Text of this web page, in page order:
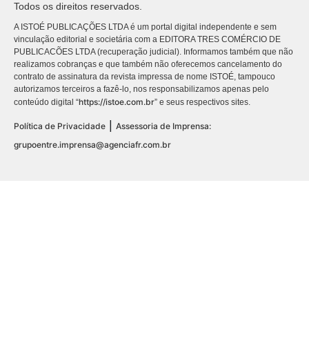
Todos os direitos reservados.
A ISTOÉ PUBLICAÇÕES LTDA é um portal digital independente e sem
vinculação editorial e societária com a EDITORA TRES COMÉRCIO DE
PUBLICACÕES LTDA (recuperação judicial). Informamos também que não
realizamos cobranças e que também não oferecemos cancelamento do
contrato de assinatura da revista impressa de nome ISTOÉ, tampouco
autorizamos terceiros a fazê-lo, nos responsabilizamos apenas pelo
conteúdo digital “https://istoe.com.br” e seus respectivos sites.
Política de Privacidade
Assessoria de Imprensa:
grupoentre.imprensa@agenciafr.com.br